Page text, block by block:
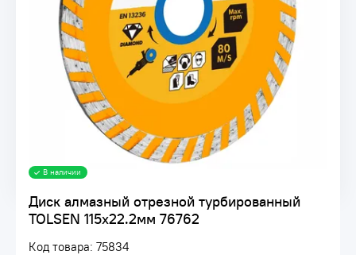
Диск алмазный отрезной турбированный
TOLSEN 115х22.2мм 76762
Код товара: 75834
В наличии